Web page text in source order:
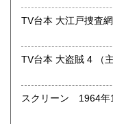
最寄駅：神保町駅
営業時間：月～土
書籍の買取について
ご蔵書の整理・また
ください。
出張買取も致します
TV台
スクリーン 1964年